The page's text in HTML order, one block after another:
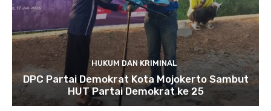
HUKUM DAN KRIMINAL
DPC Partai Demokrat Kota Mojokerto Sambut
HUT Partai Demokrat ke 25